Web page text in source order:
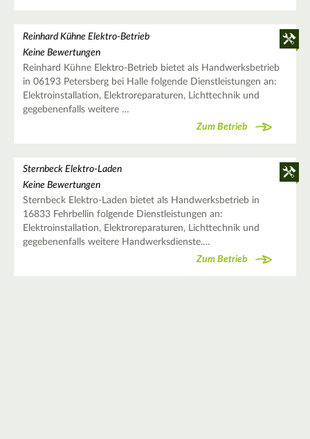
Reinhard Kühne Elektro-Betrieb
Keine Bewertungen
Reinhard Kühne Elektro-Betrieb bietet als Handwerksbetrieb
in 06193 Petersberg bei Halle folgende Dienstleistungen an:
Elektroinstallation, Elektroreparaturen, Lichttechnik und
gegebenenfalls weitere …
Zum Betrieb
Sternbeck Elektro-Laden
Keine Bewertungen
Sternbeck Elektro-Laden bietet als Handwerksbetrieb in
16833 Fehrbellin folgende Dienstleistungen an:
Elektroinstallation, Elektroreparaturen, Lichttechnik und
gegebenenfalls weitere Handwerksdienste.…
Zum Betrieb